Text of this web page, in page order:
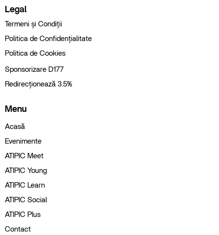
Legal
Termeni și Condiții
Politica de Confidențialitate
Politica de Cookies
Sponsorizare D177
Redirecționează 3.5%
Menu
Acasă
Evenimente
ATIPIC Meet
ATIPIC Young
ATIPIC Learn
ATIPIC Social
ATIPIC Plus
Contact